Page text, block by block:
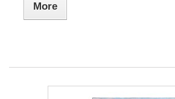
More